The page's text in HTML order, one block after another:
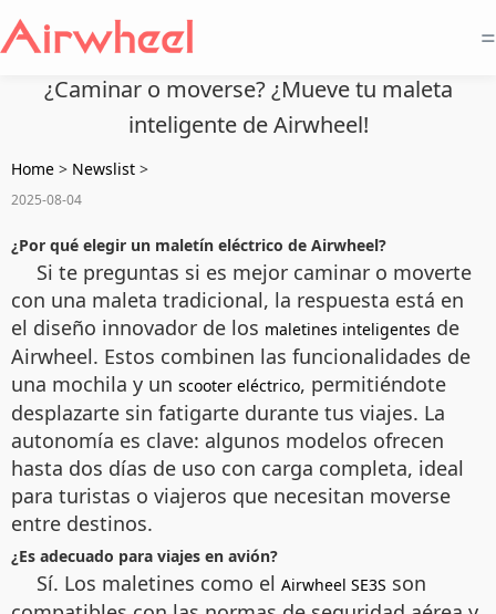
=
¿Caminar o moverse? ¿Mueve tu maleta
inteligente de Airwheel!
Home > Newslist >
2025-08-04
¿Por qué elegir un maletín eléctrico de Airwheel?
Si te preguntas si es mejor caminar o moverte
con una maleta tradicional, la respuesta está en
el diseño innovador de los maletines inteligentes de
Airwheel. Estos combinen las funcionalidades de
una mochila y un scooter eléctrico, permitiéndote
desplazarte sin fatigarte durante tus viajes. La
autonomía es clave: algunos modelos ofrecen
hasta dos días de uso con carga completa, ideal
para turistas o viajeros que necesitan moverse
entre destinos.
¿Es adecuado para viajes en avión?
Sí. Los maletines como el Airwheel SE3S son